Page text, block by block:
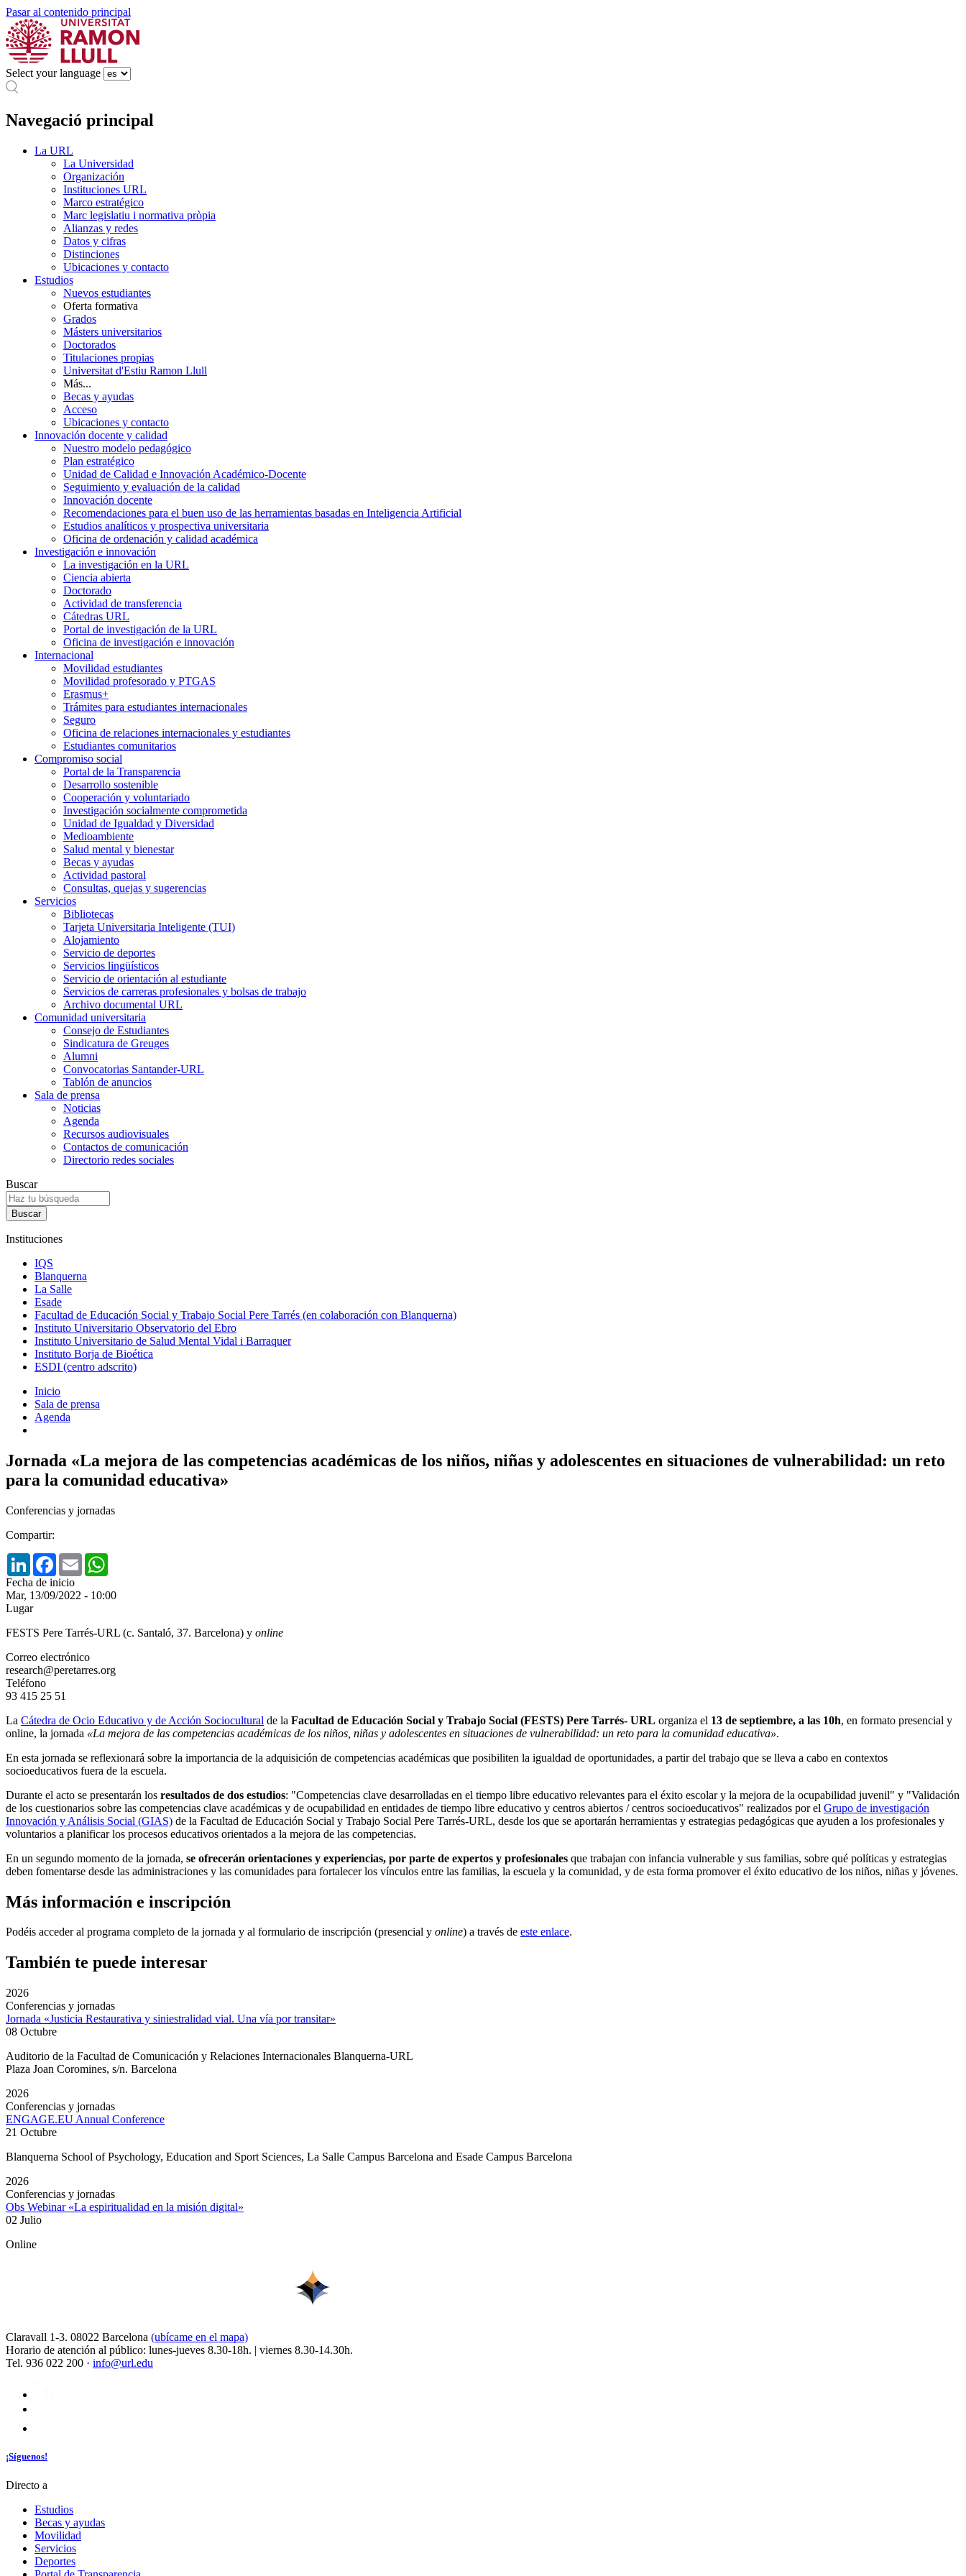
Pasar al contenido principal
Select your language
Navegació principal
La URL
La Universidad
Organización
Instituciones URL
Marco estratégico
Marc legislatiu i normativa pròpia
Alianzas y redes
Datos y cifras
Distinciones
Ubicaciones y contacto
Estudios
Nuevos estudiantes
Oferta formativa
Grados
Másters universitarios
Doctorados
Titulaciones propias
Universitat d'Estiu Ramon Llull
Más...
Becas y ayudas
Acceso
Ubicaciones y contacto
Innovación docente y calidad
Nuestro modelo pedagógico
Plan estratégico
Unidad de Calidad e Innovación Académico-Docente
Seguimiento y evaluación de la calidad
Innovación docente
Recomendaciones para el buen uso de las herramientas basadas en Inteligencia Artificial
Estudios analíticos y prospectiva universitaria
Oficina de ordenación y calidad académica
Investigación e innovación
La investigación en la URL
Ciencia abierta
Doctorado
Actividad de transferencia
Cátedras URL
Portal de investigación de la URL
Oficina de investigación e innovación
Internacional
Movilidad estudiantes
Movilidad profesorado y PTGAS
Erasmus+
Trámites para estudiantes internacionales
Seguro
Oficina de relaciones internacionales y estudiantes
Estudiantes comunitarios
Compromiso social
Portal de la Transparencia
Desarrollo sostenible
Cooperación y voluntariado
Investigación socialmente comprometida
Unidad de Igualdad y Diversidad
Medioambiente
Salud mental y bienestar
Becas y ayudas
Actividad pastoral
Consultas, quejas y sugerencias
Servicios
Bibliotecas
Tarjeta Universitaria Inteligente (TUI)
Alojamiento
Servicio de deportes
Servicios lingüísticos
Servicio de orientación al estudiante
Servicios de carreras profesionales y bolsas de trabajo
Archivo documental URL
Comunidad universitaria
Consejo de Estudiantes
Sindicatura de Greuges
Alumni
Convocatorias Santander-URL
Tablón de anuncios
Sala de prensa
Noticias
Agenda
Recursos audiovisuales
Contactos de comunicación
Directorio redes sociales
Buscar
Instituciones
IQS
Blanquerna
La Salle
Esade
Facultad de Educación Social y Trabajo Social Pere Tarrés (en colaboración con Blanquerna)
Instituto Universitario Observatorio del Ebro
Instituto Universitario de Salud Mental Vidal i Barraquer
Instituto Borja de Bioética
ESDI (centro adscrito)
Inicio
Sala de prensa
Agenda
Jornada «La mejora de las competencias académicas de los niños, niñas y adolescentes en situaciones de vulnerabilidad: un reto
para la comunidad educativa»
Conferencias y jornadas
Compartir:
LinkedInFacebook
Email
Fecha de inicio
Mar, 13/09/2022 - 10:00
Lugar
FESTS Pere Tarrés-URL (c. Santaló, 37. Barcelona) y online
Correo electrónico
research@peretarres.org
Teléfono
93 415 25 51
La Cátedra de Ocio Educativo y de Acción Sociocultural de la Facultad de Educación Social y Trabajo Social (FESTS) Pere Tarrés- URL organiza el 13 de septiembre, a las 10h, en formato presencial y
online, la jornada «La mejora de las competencias académicas de los niños, niñas y adolescentes en situaciones de vulnerabilidad: un reto para la comunidad educativa».
En esta jornada se reflexionará sobre la importancia de la adquisición de competencias académicas que posibiliten la igualdad de oportunidades, a partir del trabajo que se lleva a cabo en contextos
socioeducativos fuera de la escuela.
Durante el acto se presentarán los resultados de dos estudios: "Competencias clave desarrolladas en el tiempo libre educativo relevantes para el éxito escolar y la mejora de la ocupabilidad juvenil" y "Validación
de los cuestionarios sobre las competencias clave académicas y de ocupabilidad en entidades de tiempo libre educativo y centros abiertos / centros socioeducativos" realizados por el Grupo de investigación
Innovación y Análisis Social (GIAS) de la Facultad de Educación Social y Trabajo Social Pere Tarrés-URL, desde los que se aportarán herramientas y estrategias pedagógicas que ayuden a los profesionales y
voluntarios a planificar los procesos educativos orientados a la mejora de las competencias.
En un segundo momento de la jornada, se ofrecerán orientaciones y experiencias, por parte de expertos y profesionales que trabajan con infancia vulnerable y sus familias, sobre qué políticas y estrategias
deben fomentarse desde las administraciones y las comunidades para fortalecer los vínculos entre las familias, la escuela y la comunidad, y de esta forma promover el éxito educativo de los niños, niñas y jóvenes.
Más información e inscripción
Podéis acceder al programa completo de la jornada y al formulario de inscripción (presencial y online) a través de este enlace.
También te puede interesar
2026
Conferencias y jornadas
Jornada «Justicia Restaurativa y siniestralidad vial. Una vía por transitar»
08 Octubre
Auditorio de la Facultad de Comunicación y Relaciones Internacionales Blanquerna-URL
Plaza Joan Coromines, s/n. Barcelona
2026
Conferencias y jornadas
ENGAGE.EU Annual Conference
21 Octubre
Blanquerna School of Psychology, Education and Sport Sciences, La Salle Campus Barcelona and Esade Campus Barcelona
2026
Conferencias y jornadas
Obs Webinar «La espiritualidad en la misión digital»
02 Julio
Online
Claravall 1-3. 08022 Barcelona (ubícame en el mapa)
Horario de atención al público: lunes-jueves 8.30-18h. | viernes 8.30-14.30h.
Tel. 936 022 200 · info@url.edu
¡Síguenos!
Directo a
Estudios
Becas y ayudas
Movilidad
Servicios
Deportes